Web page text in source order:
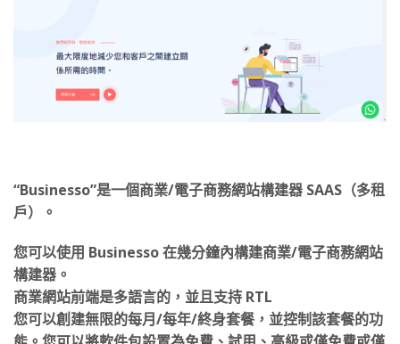
“Businesso”是一個商業/電子商務網站構建器 SAAS（多租
您可以使用 Businesso 在幾分鐘內構建商業/電子商務網站
構建器。
商業網站前端是多語言的，並且支持 RTL
您可以創建無限的每月/每年/終身套餐，並控制該套餐的功